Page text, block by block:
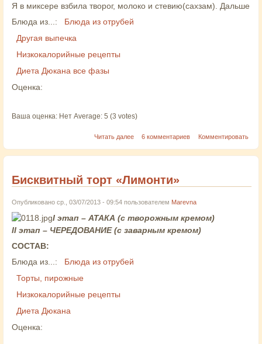
Я в миксере взбила творог, молоко и стевию(сахзам). Дальше
Блюда из...:
Блюда из отрубей
Другая выпечка
Низкокалорийные рецепты
Диета Дюкана все фазы
Оценка:
Ваша оценка: Нет Average: 5 (3 votes)
Читать далее 6 комментариев Комментировать
Бисквитный торт «Лимонти»
Опубликовано ср., 03/07/2013 - 09:54 пользователем Marevna
I этап – АТАКА (с творожным кремом)
II этап – ЧЕРЕДОВАНИЕ (с заварным кремом)
СОСТАВ:
Блюда из...:
Блюда из отрубей
Торты, пирожные
Низкокалорийные рецепты
Диета Дюкана
Оценка: